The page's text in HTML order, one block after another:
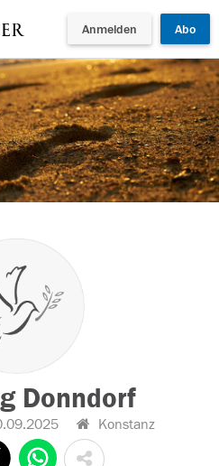
Anmelden Abo
Donndorf
Konstanz